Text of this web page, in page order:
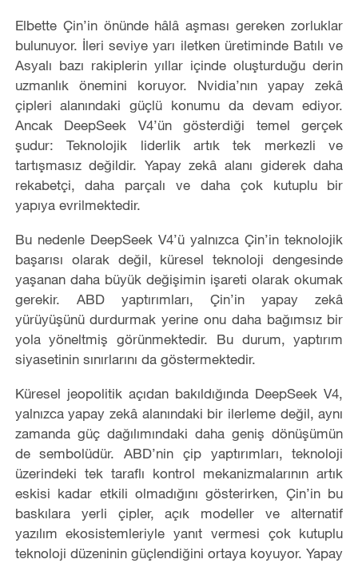
Elbette Çin’in önünde hâlâ aşması gereken zorluklar
bulunuyor. İleri seviye yarı iletken üretiminde Batılı ve
Asyalı bazı rakiplerin yıllar içinde oluşturduğu derin
uzmanlık önemini koruyor. Nvidia’nın yapay zekâ
çipleri alanındaki güçlü konumu da devam ediyor.
Ancak DeepSeek V4’ün gösterdiği temel gerçek
şudur: Teknolojik liderlik artık tek merkezli ve
tartışmasız değildir. Yapay zekâ alanı giderek daha
rekabetçi, daha parçalı ve daha çok kutuplu bir
yapıya evrilmektedir.
Bu nedenle DeepSeek V4’ü yalnızca Çin’in teknolojik
başarısı olarak değil, küresel teknoloji dengesinde
yaşanan daha büyük değişimin işareti olarak okumak
gerekir. ABD yaptırımları, Çin’in yapay zekâ
yürüyüşünü durdurmak yerine onu daha bağımsız bir
yola yöneltmiş görünmektedir. Bu durum, yaptırım
siyasetinin sınırlarını da göstermektedir.
Küresel jeopolitik açıdan bakıldığında DeepSeek V4,
yalnızca yapay zekâ alanındaki bir ilerleme değil, aynı
zamanda güç dağılımındaki daha geniş dönüşümün
de sembolüdür. ABD’nin çip yaptırımları, teknoloji
üzerindeki tek taraflı kontrol mekanizmalarının artık
eskisi kadar etkili olmadığını gösterirken, Çin’in bu
baskılara yerli çipler, açık modeller ve alternatif
yazılım ekosistemleriyle yanıt vermesi çok kutuplu
teknoloji düzeninin güçlendiğini ortaya koyuyor. Yapay